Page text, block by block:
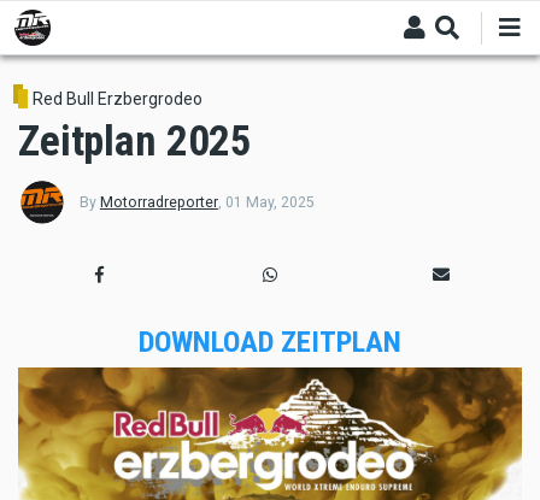
Skip
to
main
content
Red Bull Erzbergrodeo
Zeitplan 2025
By Motorradreporter, 01 May, 2025
DOWNLOAD ZEITPLAN